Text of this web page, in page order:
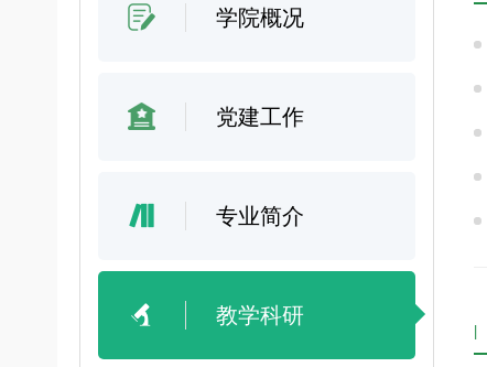
学院概况
党建工作
专业简介
教学科研